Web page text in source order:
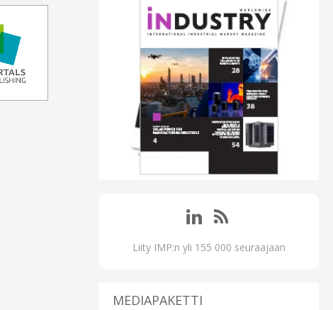
Liity IMP:n yli 155 000 seuraajaan
MEDIAPAKETTI